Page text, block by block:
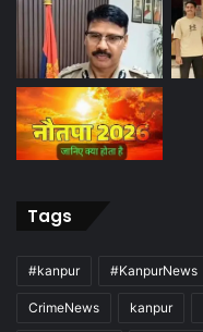
Tags
#kanpur #KanpurNews
CrimeNews kanpur